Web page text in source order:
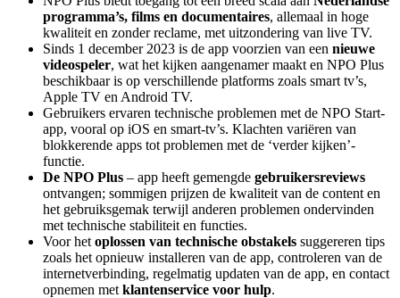
programma’s, films en documentaires, allemaal in hoge
kwaliteit en zonder reclame, met uitzondering van live TV.
Sinds 1 december 2023 is de app voorzien van een nieuwe
videospeler, wat het kijken aangenamer maakt en NPO Plus
beschikbaar is op verschillende platforms zoals smart tv’s,
Apple TV en Android TV.
Gebruikers ervaren technische problemen met de NPO Start-
app, vooral op iOS en smart-tv’s. Klachten variëren van
blokkerende apps tot problemen met de ‘verder kijken’-
functie.
De NPO Plus – app heeft gemengde gebruikersreviews
ontvangen; sommigen prijzen de kwaliteit van de content en
het gebruiksgemak terwijl anderen problemen ondervinden
met technische stabiliteit en functies.
Voor het oplossen van technische obstakels suggereren tips
zoals het opnieuw installeren van de app, controleren van de
internetverbinding, regelmatig updaten van de app, en contact
opnemen met klantenservice voor hulp.